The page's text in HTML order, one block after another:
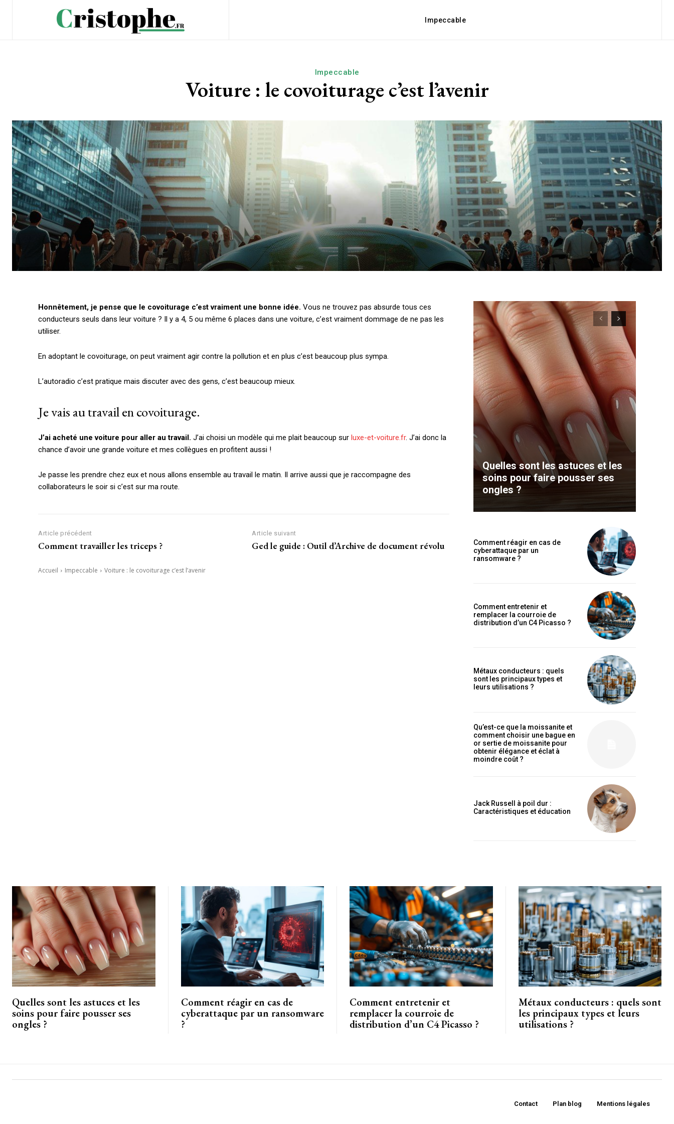
Impeccable
Impeccable
Voiture : le covoiturage c’est l’avenir
Honnêtement, je pense que le covoiturage c’est vraiment une bonne idée. Vous ne trouvez pas absurde tous ces
conducteurs seuls dans leur voiture ? Il y a 4, 5 ou même 6 places dans une voiture, c’est vraiment dommage de ne pas les
utiliser.
En adoptant le covoiturage, on peut vraiment agir contre la pollution et en plus c’est beaucoup plus sympa.
L’autoradio c’est pratique mais discuter avec des gens, c’est beaucoup mieux.
Je vais au travail en covoiturage.
J’ai acheté une voiture pour aller au travail. J’ai choisi un modèle qui me plait beaucoup sur luxe-et-voiture.fr. J’ai donc la
chance d’avoir une grande voiture et mes collègues en profitent aussi !
Je passe les prendre chez eux et nous allons ensemble au travail le matin. Il arrive aussi que je raccompagne des
collaborateurs le soir si c’est sur ma route.
Article précédent
Comment travailler les triceps ?
Article suivant
Ged le guide : Outil d’Archive de document révolu
Accueil Impeccable Voiture : le covoiturage c’est l’avenir
Quelles sont les astuces et les
soins pour faire pousser ses
ongles ?
Comment réagir en cas de
cyberattaque par un
ransomware ?
Comment entretenir et
remplacer la courroie de
distribution d’un C4 Picasso ?
Métaux conducteurs : quels
sont les principaux types et
leurs utilisations ?
Qu’est-ce que la moissanite et
comment choisir une bague en
or sertie de moissanite pour
obtenir élégance et éclat à
moindre coût ?
Jack Russell à poil dur :
Caractéristiques et éducation
Quelles sont les astuces et les
soins pour faire pousser ses
ongles ?
Comment réagir en cas de
cyberattaque par un ransomware
?
Comment entretenir et
remplacer la courroie de
distribution d’un C4 Picasso ?
Métaux conducteurs : quels sont
les principaux types et leurs
utilisations ?
Contact Plan blog Mentions légales